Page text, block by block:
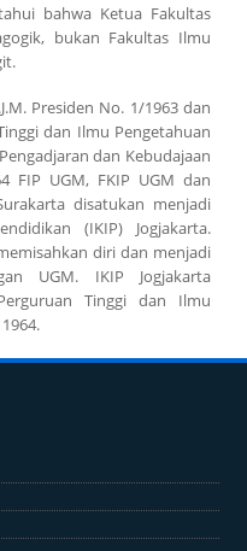
bahwa Ketua Fakultas
bukan Fakultas Ilmu
Presiden No. 1/1963 dan
dan Ilmu Pengetahuan
dan Kebudajaan
FIP UGM, FKIP UGM dan
disatukan menjadi
(IKIP) Jogjakarta.
diri dan menjadi
UGM. IKIP Jogjakarta
Tinggi dan Ilmu